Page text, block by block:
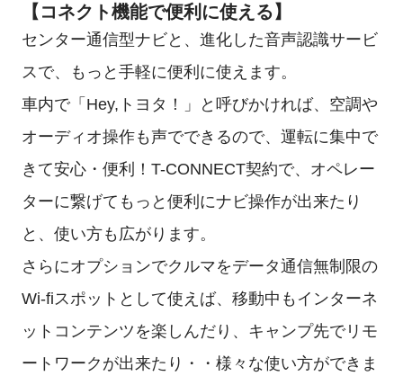
【コネクト機能で便利に使える】
センター通信型ナビと、進化した音声認識サービ
スで、もっと手軽に便利に使えます。
車内で「Hey,トヨタ！」と呼びかければ、空調や
オーディオ操作も声でできるので、運転に集中で
きて安心・便利！T-CONNECT契約で、オペレー
ターに繋げてもっと便利にナビ操作が出来たり
と、使い方も広がります。
さらにオプションでクルマをデータ通信無制限の
Wi-fiスポットとして使えば、移動中もインターネ
ットコンテンツを楽しんだり、キャンプ先でリモ
ートワークが出来たり・・様々な使い方ができま